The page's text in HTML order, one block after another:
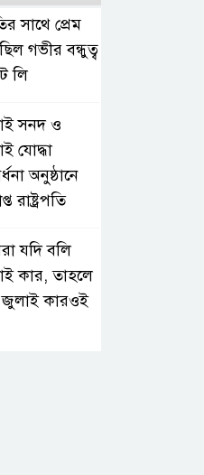
সাথে প্রেম
গভীর বন্ধুত্ব
লি
সনদ ও
যোদ্ধা
অনুষ্ঠানে
রাষ্ট্রপতি
যদি বলি
কার, তাহলে
কারওই